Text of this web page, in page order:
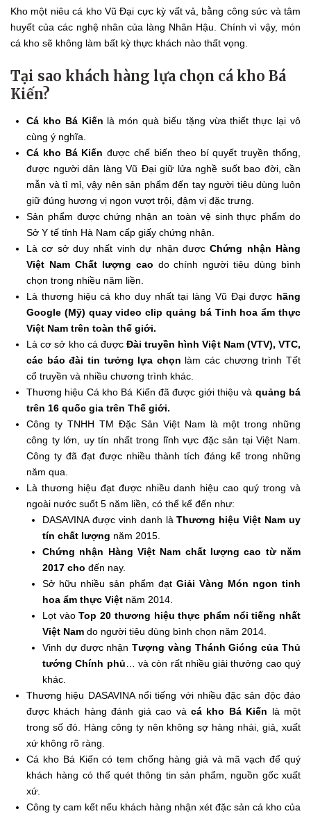
Kho một niêu cá kho Vũ Đại cực kỳ vất vả, bằng công sức và tâm
huyết của các nghệ nhân của làng Nhân Hậu. Chính vì vậy, món
cá kho sẽ không làm bất kỳ thực khách nào thất vọng.
Tại sao khách hàng lựa chọn cá kho Bá
Kiến?
Cá kho Bá Kiến là món quà biếu tặng vừa thiết thực lại vô
cùng ý nghĩa.
Cá kho Bá Kiến được chế biến theo bí quyết truyền thống,
được người dân làng Vũ Đại giữ lửa nghề suốt bao đời, cần
mẫn và tỉ mỉ, vậy nên sản phẩm đến tay người tiêu dùng luôn
giữ đúng hương vị ngon vượt trội, đậm vị đặc trưng.
Sản phẩm được chứng nhận an toàn vệ sinh thực phẩm do
Sở Y tế tỉnh Hà Nam cấp giấy chứng nhận.
Là cơ sở duy nhất vinh dự nhận đượcChứng nhận Hàng
Việt Nam Chất lượng cao do chính người tiêu dùng bình
chọn trong nhiều năm liền.
Là thương hiệu cá kho duy nhất tại làng Vũ Đại được hãng
Google (Mỹ) quay video clip quảng bá Tinh hoa ẩm thực
Việt Nam trên toàn thế giới.
Là cơ sở kho cá được Đài truyền hình Việt Nam (VTV), VTC,
các báo đài tin tưởng lựa chọn làm các chương trình Tết
cổ truyền và nhiều chương trình khác.
Thương hiệu Cá kho Bá Kiến đã được giới thiệu và quảng bá
trên 16 quốc gia trên Thế giới.
Công ty TNHH TM Đặc Sản Việt Nam là một trong những
công ty lớn, uy tín nhất trong lĩnh vực đặc sản tại Việt Nam.
Công ty đã đạt được nhiều thành tích đáng kể trong những
năm qua.
Là thương hiệu đạt được nhiều danh hiệu cao quý trong và
ngoài nước suốt 5 năm liền, có thể kể đến như:
DASAVINA được vinh danh làThương hiệu Việt Nam uy
tín chất lượng năm 2015.
Chứng nhận Hàng Việt Nam chất lượng cao từ năm
2017 cho đến nay.
Sở hữu nhiều sản phẩm đạt Giải Vàng Món ngon tinh
hoa ẩm thực Việt năm 2014.
Lọt vàoTop 20 thương hiệu thực phẩm nổi tiếng nhất
Việt Nam do người tiêu dùng bình chọn năm 2014.
Vinh dự được nhậnTượng vàng Thánh Gióng của Thủ
tướng Chính phủ … và còn rất nhiều giải thưởng cao quý
khác.
Thương hiệu DASAVINA nổi tiếng với nhiều đặc sản độc đáo
được khách hàng đánh giá cao và cá kho Bá Kiến là một
trong số đó. Hàng công ty nên không sợ hàng nhái, giả, xuất
xứ không rõ ràng.
Cá kho Bá Kiến có tem chống hàng giả và mã vạch để quý
khách hàng có thể quét thông tin sản phẩm, nguồn gốc xuất
xứ.
Công ty cam kết nếu khách hàng nhận xét đặc sản cá kho của